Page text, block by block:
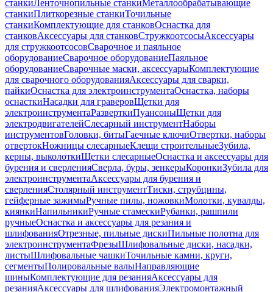
станкиЛенточнопильные станкиМеталлообрабатывающие
станкиПлиткорезные станкиТочильные
станкиКомплектующие для станковОснастка для
станковАксессуары для станковСтружкоотсосыАксессуары
для стружкоотсосовСварочное и паяльное
оборудованиеСварочное оборудованиеПаяльное
оборудованиеСварочные маски, аксессуарыКомплектующие
для сварочного оборудованияАксессуары для сварки,
пайкиОснастка для электроинструментаОснастка, наборы
оснасткиНасадки для граверовЩетки для
электроинструментаРазверткиПуансоныЩетки для
электродвигателейСлесарный инструментНаборы
инструментовГоловки, битыГаечные ключиОтвертки, наборы
отвертокНожницы слесарныеКлещи строительныеЗубила,
керны, выколоткиЩетки слесарныеОснастка и аксессуары для
бурения и сверленияСверла, буры, зенкерыКоронкиЗубила для
электроинструментаАксессуары для бурения и
сверленияСтолярный инструментТиски, струбцины,
гейферные зажимыРучные пилы, ножовкиМолотки, кувалды,
киянкиНапильникиРучные стамескиРубанки, рашпили
ручныеОснастка и аксессуары для резания и
шлифованияОтрезные, пильные дискиПильные полотна для
электроинструментаФрезыШлифовальные диски, насадки,
листыШлифовальные чашкиТочильные камни, круги,
сегментыПолировальные валыНаправляющие
шиныКомплектующие для резанияАксессуары для
резанияАксессуары для шлифованияЭлектромонтажный